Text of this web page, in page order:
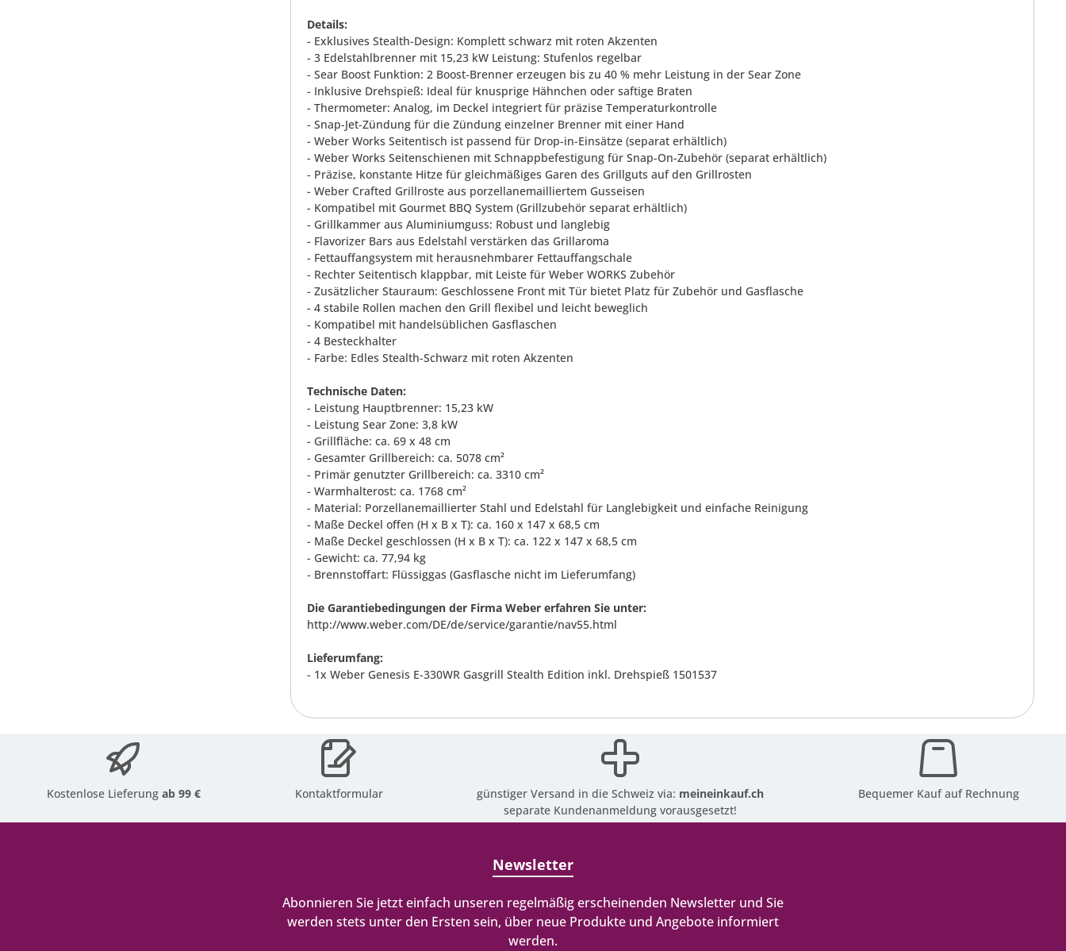
Details:
- Exklusives Stealth-Design: Komplett schwarz mit roten Akzenten
- 3 Edelstahlbrenner mit 15,23 kW Leistung: Stufenlos regelbar
- Sear Boost Funktion: 2 Boost-Brenner erzeugen bis zu 40 % mehr Leistung in der Sear Zone
- Inklusive Drehspieß: Ideal für knusprige Hähnchen oder saftige Braten
- Thermometer: Analog, im Deckel integriert für präzise Temperaturkontrolle
- Snap-Jet-Zündung für die Zündung einzelner Brenner mit einer Hand
- Weber Works Seitentisch ist passend für Drop-in-Einsätze (separat erhältlich)
- Weber Works Seitenschienen mit Schnappbefestigung für Snap-On-Zubehör (separat erhältlich)
- Präzise, konstante Hitze für gleichmäßiges Garen des Grillguts auf den Grillrosten
- Weber Crafted Grillroste aus porzellanemailliertem Gusseisen
- Kompatibel mit Gourmet BBQ System (Grillzubehör separat erhältlich)
- Grillkammer aus Aluminiumguss: Robust und langlebig
- Flavorizer Bars aus Edelstahl verstärken das Grillaroma
- Fettauffangsystem mit herausnehmbarer Fettauffangschale
- Rechter Seitentisch klappbar, mit Leiste für Weber WORKS Zubehör
- Zusätzlicher Stauraum: Geschlossene Front mit Tür bietet Platz für Zubehör und Gasflasche
- 4 stabile Rollen machen den Grill flexibel und leicht beweglich
- Kompatibel mit handelsüblichen Gasflaschen
- 4 Besteckhalter
- Farbe: Edles Stealth-Schwarz mit roten Akzenten
Technische Daten:
- Leistung Hauptbrenner: 15,23 kW
- Leistung Sear Zone: 3,8 kW
- Grillfläche: ca. 69 x 48 cm
- Gesamter Grillbereich: ca. 5078 cm²
- Primär genutzter Grillbereich: ca. 3310 cm²
- Warmhalterost: ca. 1768 cm²
- Material: Porzellanemaillierter Stahl und Edelstahl für Langlebigkeit und einfache Reinigung
- Maße Deckel offen (H x B x T): ca. 160 x 147 x 68,5 cm
- Maße Deckel geschlossen (H x B x T): ca. 122 x 147 x 68,5 cm
- Gewicht: ca. 77,94 kg
- Brennstoffart: Flüssiggas (Gasflasche nicht im Lieferumfang)
Die Garantiebedingungen der Firma Weber erfahren Sie unter:
http://www.weber.com/DE/de/service/garantie/nav55.html
Lieferumfang:
- 1x Weber Genesis E-330WR Gasgrill Stealth Edition inkl. Drehspieß 1501537
Kostenlose Lieferungab 99 € Kontaktformular günstiger Versand in die Schweiz via: meineinkauf.ch
separate Kundenanmeldung vorausgesetzt!
Bequemer Kauf auf Rechnung
Newsletter
Abonnieren Sie jetzt einfach unseren regelmäßig erscheinenden Newsletter und Sie
werden stets unter den Ersten sein, über neue Produkte und Angebote informiert
werden.